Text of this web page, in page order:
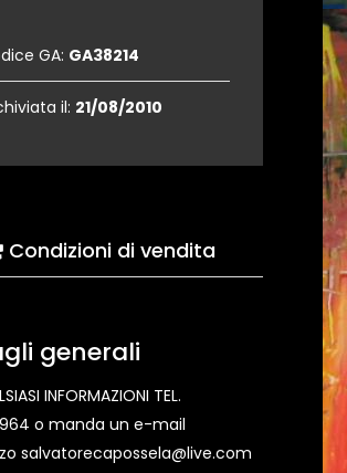
GA: GA38214
il: 21/08/2010
Condizioni di vendita
generali
INFORMAZIONI TEL.
o manda un e-mail
salvatorecapossela@live.com